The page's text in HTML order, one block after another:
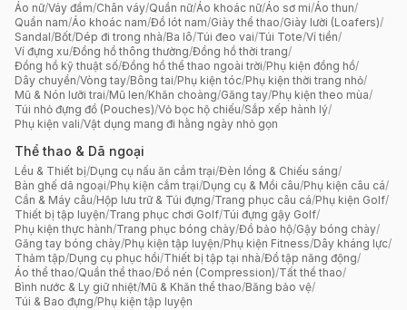
Áo nữ/Váy đầm/Chân váy/Quần nữ/Áo khoác nữ/Áo sơ mi/Áo thun/
Quần nam/Áo khoác nam/Đồ lót nam/Giày thể thao/Giày lười (Loafers)/
Sandal/Bốt/Dép đi trong nhà/Ba lô/Túi đeo vai/Túi Tote/Ví tiền/
Ví đựng xu/Đồng hồ thông thường/Đồng hồ thời trang/
Đồng hồ kỹ thuật số/Đồng hồ thể thao ngoài trời/Phụ kiện đồng hồ/
Dây chuyền/Vòng tay/Bông tai/Phụ kiện tóc/Phụ kiện thời trang nhỏ/
Mũ & Nón lưỡi trai/Mũ len/Khăn choàng/Găng tay/Phụ kiện theo mùa/
Túi nhỏ đựng đồ (Pouches)/Vỏ bọc hộ chiếu/Sắp xếp hành lý/
Phụ kiện vali/Vật dụng mang đi hằng ngày nhỏ gọn
Thể thao & Dã ngoại
Lều & Thiết bị/Dụng cụ nấu ăn cắm trại/Đèn lồng & Chiếu sáng/
Bàn ghế dã ngoại/Phụ kiện cắm trại/Dụng cụ & Mồi câu/Phụ kiện câu cá/
Cần & Máy câu/Hộp lưu trữ & Túi đựng/Trang phục câu cá/Phụ kiện Golf/
Thiết bị tập luyện/Trang phục chơi Golf/Túi đựng gậy Golf/
Phụ kiện thực hành/Trang phục bóng chày/Đồ bảo hộ/Gậy bóng chày/
Găng tay bóng chày/Phụ kiện tập luyện/Phụ kiện Fitness/Dây kháng lực/
Thảm tập/Dụng cụ phục hồi/Thiết bị tập tại nhà/Đồ tập năng động/
Áo thể thao/Quần thể thao/Đồ nén (Compression)/Tất thể thao/
Bình nước & Ly giữ nhiệt/Mũ & Khăn thể thao/Băng bảo vệ/
Túi & Bao đựng/Phụ kiện tập luyện